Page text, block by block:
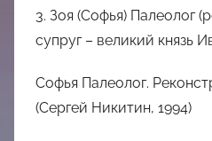
3. Зоя (Софья) Палеолог
супруг – великий князь
Софья Палеолог.
(Сергей Никитин, 1994)